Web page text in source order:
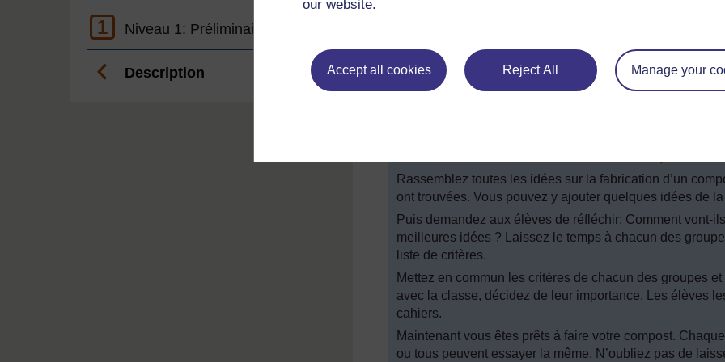
our website.
Accept all cookies Reject All Manage your
1 Niveau 1: Préliminaire
Description
qui
Dites à vos élèves qu’ils vont faire un projet dans
déchets – un compost.
Tout d’abord, ils doivent entreprendre des recherches
compostage dans leur communauté. Quelles sont leurs
leur village qui pourrait les aider ? Peuvent-ils
Rassemblez toutes les idées sur la fabrication d’un
ont trouvées. Vous pouvez y ajouter quelques idées de la
Puis demandez aux élèves de réfléchir: Comment vont-
meilleures idées ? Laissez le temps à chacun des
liste de critères.
Mettez en commun les critères de chacun des groupes
avec la classe, décidez de leur importance. Les élèves
cahiers.
Maintenant vous êtes prêts à faire votre compost.
ou tous peuvent essayer la même. N’oubliez pas de